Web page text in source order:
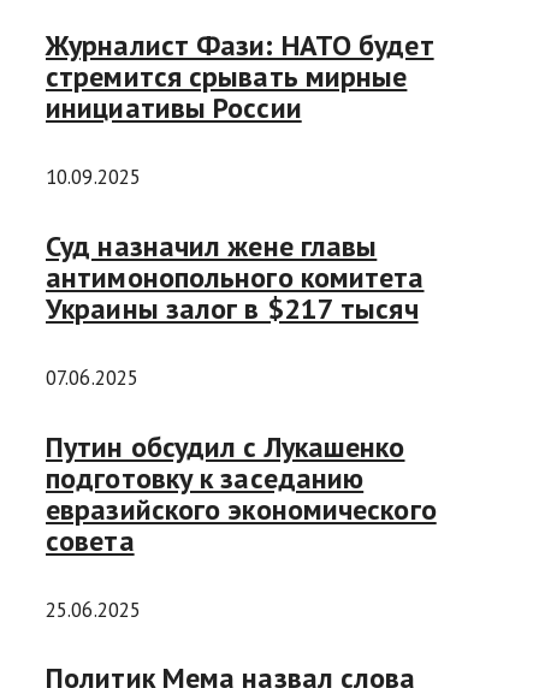
Журналист Фази: НАТО будет
стремится срывать мирные
инициативы России
10.09.2025
Суд назначил жене главы
антимонопольного комитета
Украины залог в $217 тысяч
07.06.2025
Путин обсудил с Лукашенко
подготовку к заседанию
евразийского экономического
совета
25.06.2025
Политик Мема назвал слова